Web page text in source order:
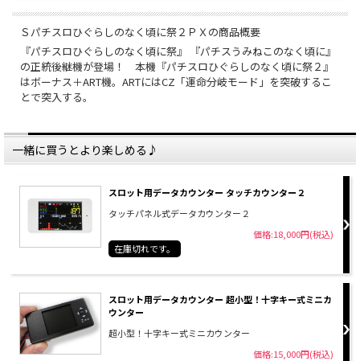
Ｓパチスロひぐらしのなく頃に祭２ＰＸの商品概要
『パチスロひぐらしのなく頃に祭』 『パチスうみねこのなく頃に』
の正統後継機が登場！ 本機『パチスロひぐらしのなく頃に祭２』
はボーナス＋ART機。ARTにはCZ「運命分岐モード」を突破するこ
とで突入する。
一緒に買うとより楽しめる♪
スロット用データカウンター タッチカウンター２
タッチパネル式データカウンター２
価格:18,000円(税込)
在庫切れです。
スロット用データカウンター 超小型！十字キー式ミニカ
ウンター
超小型！十字キー式ミニカウンター
価格:15,000円(税込)